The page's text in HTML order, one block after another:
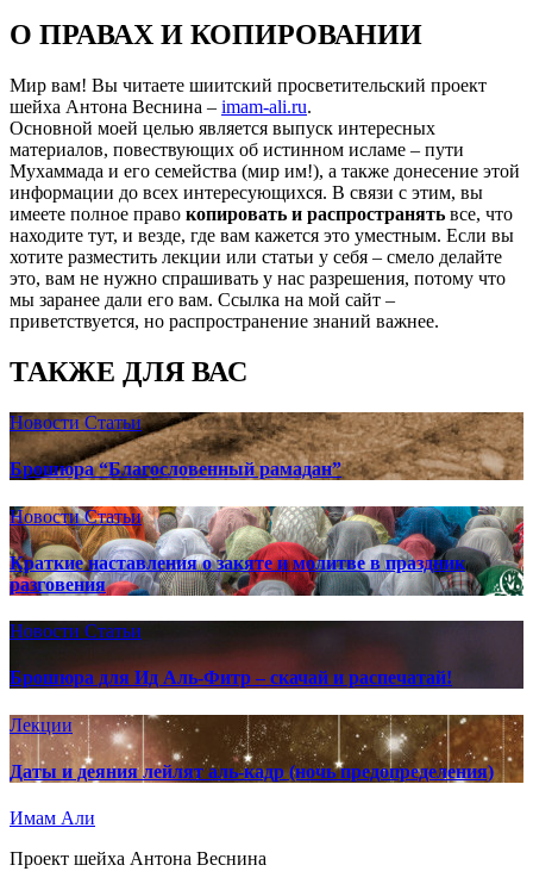
О ПРАВАХ И КОПИРОВАНИИ
Мир вам! Вы читаете шиитский просветительский проект
шейха Антона Веснина – imam-ali.ru.
Основной моей целью является выпуск интересных
материалов, повествующих об истинном исламе – пути
Мухаммада и его семейства (мир им!), а также донесение этой
информации до всех интересующихся. В связи с этим, вы
имеете полное право копировать и распространять все, что
находите тут, и везде, где вам кажется это уместным. Если вы
хотите разместить лекции или статьи у себя – смело делайте
это, вам не нужно спрашивать у нас разрешения, потому что
мы заранее дали его вам. Ссылка на мой сайт –
приветствуется, но распространение знаний важнее.
ТАКЖЕ ДЛЯ ВАС
НовостиСтатьи
Брошюра “Благословенный рамадан”
НовостиСтатьи
Краткие наставления о закяте и молитве в праздник
разговения
Новости Статьи
Брошюра для Ид Аль-Фитр – скачай и распечатай!
Лекции
Даты и деяния лейлят аль-кадр (ночь предопределения)
Имам Али
Проект шейха Антона Веснина